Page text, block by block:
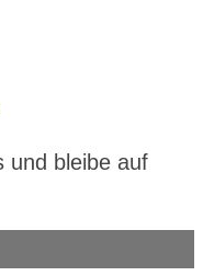
und bleibe auf